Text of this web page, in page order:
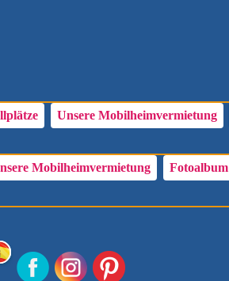
Unsere Mobilheimvermietung
Mobilheimvermietung Fotoalbum